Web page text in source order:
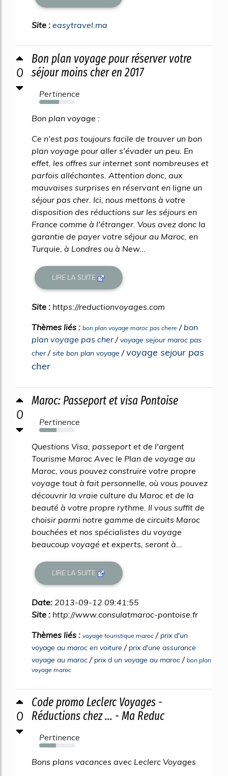
Site : easytravel.ma
0
Bon plan voyage pour réserver votre
séjour moins cher en 2017
Pertinence
55%
Bon plan voyage :
Ce n'est pas toujours facile de trouver un bon
plan voyage pour aller s'évader un peu. En
effet, les offres sur internet sont nombreuses et
parfois alléchantes. Attention donc, aux
mauvaises surprises en réservant en ligne un
séjour pas cher. Ici, nous mettons à votre
disposition des réductions sur les séjours en
France comme à l'étranger. Vous avez donc la
garantie de payer votre séjour au Maroc, en
Turquie, à Londres ou à New...
LIRE LA SUITE
Site : https://reductionvoyages.com
Thèmes liés : bon plan voyage maroc pas chere / bon
plan voyage pas cher /voyage sejour maroc pas
cher/site bon plan voyage /voyage sejour pas
cher
0
Maroc: Passeport et visa Pontoise
Pertinence
48%
Questions Visa, passeport et de l'argent
Tourisme Maroc Avec le Plan de voyage au
Maroc, vous pouvez construire votre propre
voyage tout à fait personnelle, où vous pouvez
découvrir la vraie culture du Maroc et de la
beauté à votre propre rythme. Il vous suffit de
choisir parmi notre gamme de circuits Maroc
bouchées et nos spécialistes du voyage
beaucoup voyagé et experts, seront à...
LIRE LA SUITE
Date: 2013-09-12 09:41:55
Site : http://www.consulatmaroc-pontoise.fr
Thèmes liés : voyage touristique maroc /prix d'un
voyage au maroc en voiture /prix d'une assurance
voyage au maroc /prix d un voyage au maroc / bon plan
voyage maroc
0
Code promo Leclerc Voyages -
Réductions chez ... - Ma Reduc
Pertinence
47%
Bons plans vacances avec Leclerc Voyages